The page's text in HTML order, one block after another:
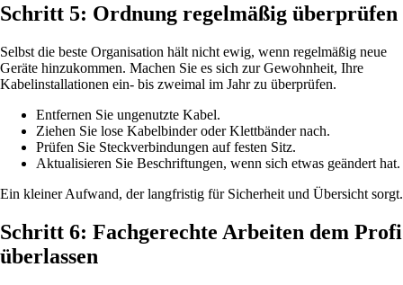
Schritt 5: Ordnung regelmäßig überprüfen
Selbst die beste Organisation hält nicht ewig, wenn regelmäßig neue
Geräte hinzukommen. Machen Sie es sich zur Gewohnheit, Ihre
Kabelinstallationen ein- bis zweimal im Jahr zu überprüfen.
Entfernen Sie ungenutzte Kabel.
Ziehen Sie lose Kabelbinder oder Klettbänder nach.
Prüfen Sie Steckverbindungen auf festen Sitz.
Aktualisieren Sie Beschriftungen, wenn sich etwas geändert hat.
Ein kleiner Aufwand, der langfristig für Sicherheit und Übersicht sorgt.
Schritt 6: Fachgerechte Arbeiten dem Profi
überlassen